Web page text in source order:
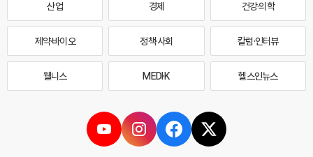
산업 경제 건강·의학
제약·바이오 정책·사회 칼럼·인터뷰
웰니스 MEDI·K 헬스인뉴스